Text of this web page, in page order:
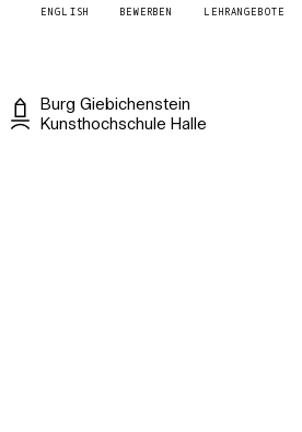
ENGLISH BEWERBEN LEHRANGEBOTE
Burg Giebichenstein
Kunsthochschule Halle